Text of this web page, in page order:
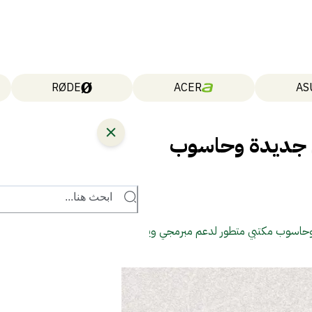
ACER
RØDE
جديدة وحاسوب
مكتبي متطور لدعم مبرمجي ويندوز
ابحث هنا...